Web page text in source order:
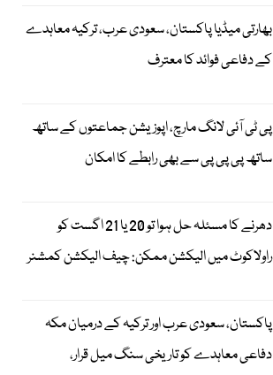
بھارتی میڈیا پاکستان، سعودی عرب، ترکیہ معاہدے
کے دفاعی فوائد کا معترف
پی ٹی آئی لانگ مارچ، اپوزیشن جماعتوں کے ساتھ
ساتھ پی پی پی سے بھی رابطے کا امکان
دھرنے کا مسئلہ حل ہوا تو 20 یا 21 اگست کو
راولاکوٹ میں الیکشن ممکن: چیف الیکشن کمشنر
پاکستان، سعودی عرب اور ترکیہ کے درمیان مکہ
دفاعی معاہدے کو تاریخی سنگ میل قرار،